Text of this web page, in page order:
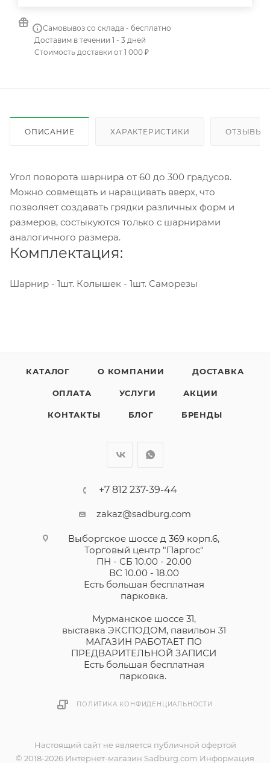
Самовывоз со склада - бесплатно
Доставим в течении 1 - 3 дней
Стоимость доставки от 1 000 ₽
ОПИСАНИЕ ХАРАКТЕРИСТИКИ ОТЗЫВЫ
Угол поворота шарнира от 60 до 300 градусов.
Можно совмещать и наращивать вверх, что
позволяет создавать грядки различных форм и
размеров, состыкуются только с шарнирами
аналогичного размера.
Комплектация:
Шарнир - 1шт. Колышек - 1шт. Саморезы
КАТАЛОГ О КОМПАНИИ ДОСТАВКА
ОПЛАТА УСЛУГИ АКЦИИ
КОНТАКТЫ БЛОГ БРЕНДЫ
+7 812 237-39-44
zakaz@sadburg.com
Выборгское шоссе д 369 корп.6,
Торговый центр "Паргос"
ПН - СБ 10.00 - 20.00
ВС 10.00 - 18.00
Есть большая бесплатная
парковка.
Мурманское шоссе 31,
выставка ЭКСПОДОМ, павильон 31
МАГАЗИН РАБОТАЕТ ПО
ПРЕДВАРИТЕЛЬНОЙ ЗАПИСИ
Есть большая бесплатная
парковка.
ПОЛИТИКА КОНФИДЕНЦИАЛЬНОСТИ
Настоящий сайт не является публичной офертой
© 2018-2026 Интернет-магазин Sadburg.com Информация